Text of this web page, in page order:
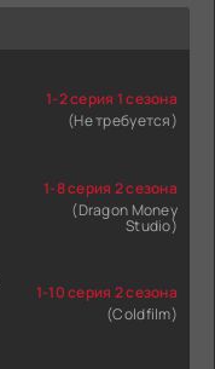
1-2 серия 1 сезона
(Не требуется)
1-8 серия 2 сезона
(Dragon Money
Studio)
1-10 серия 2 сезона
(Coldfilm)